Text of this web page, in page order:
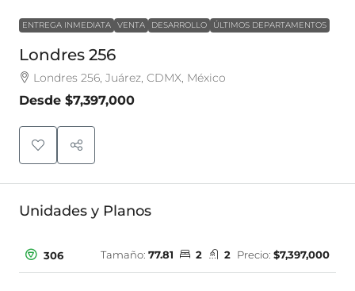
ENTREGA INMEDIATA VENTA DESARROLLO ÚLTIMOS DEPARTAMENTOS
Londres 256
Londres 256, Juárez, CDMX, México
Desde $7,397,000
Unidades y Planos
306 Tamaño: 77.81 2 2 Precio: $7,397,000